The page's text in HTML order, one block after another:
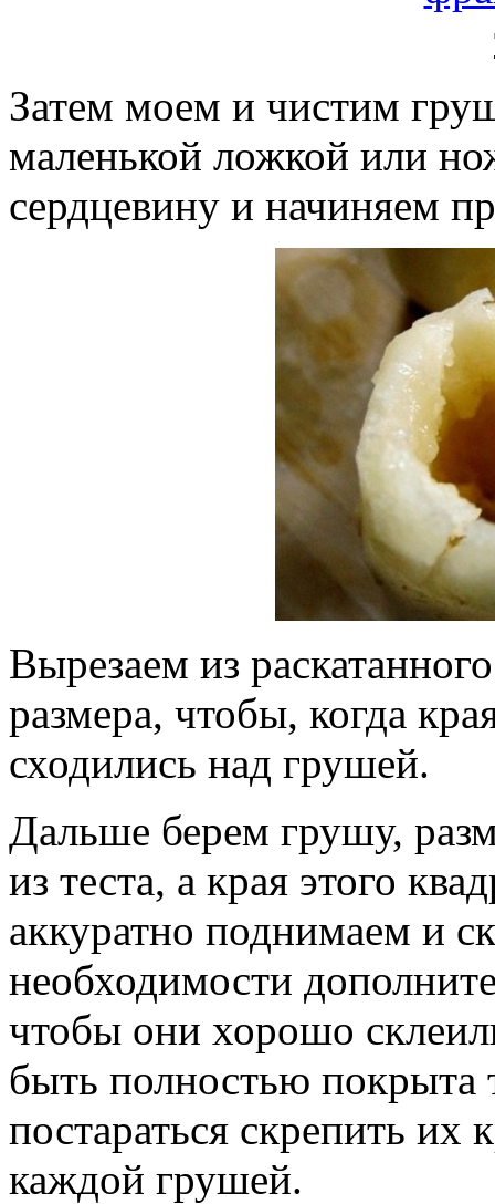
Затем моем и чистим
маленькой ложкой или
сердцевину и начиняем
Вырезаем из
размера, чтобы, когда
сходились над грушей.
Дальше берем грушу,
из теста, а края этого
аккуратно поднимаем и
необходимости
чтобы они хорошо
быть полностью покрыта
постараться скрепить их
каждой грушей.